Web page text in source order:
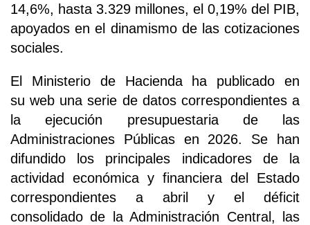
14,6%, hasta 3.329 millones, el 0,19% del PIB,
apoyados en el dinamismo de las cotizaciones
sociales.
El Ministerio de Hacienda ha publicado en
su web una serie de datos correspondientes a
la ejecución presupuestaria de las
Administraciones Públicas en 2026. Se han
difundido los principales indicadores de la
actividad económica y financiera del Estado
correspondientes a abril y el déficit
consolidado de la Administración Central, las